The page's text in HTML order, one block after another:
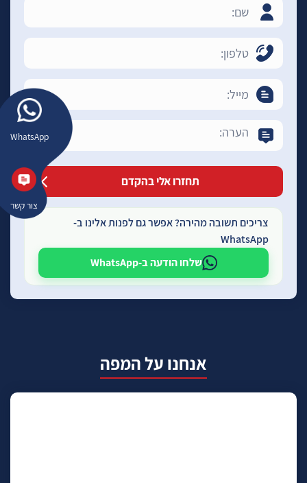
WhatsApp
צור קשר
צריכים תשובה מהירה? אפשר גם לפנות אלינו ב-
WhatsApp
שלחו הודעה ב-WhatsApp
אנחנו על המפה